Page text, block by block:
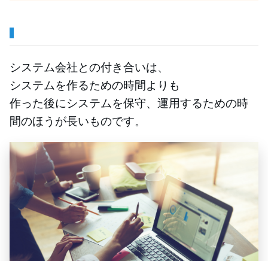
システム会社との付き合いは、
システムを作るための時間よりも
作った後にシステムを保守、運用するための時
間のほうが長いものです。